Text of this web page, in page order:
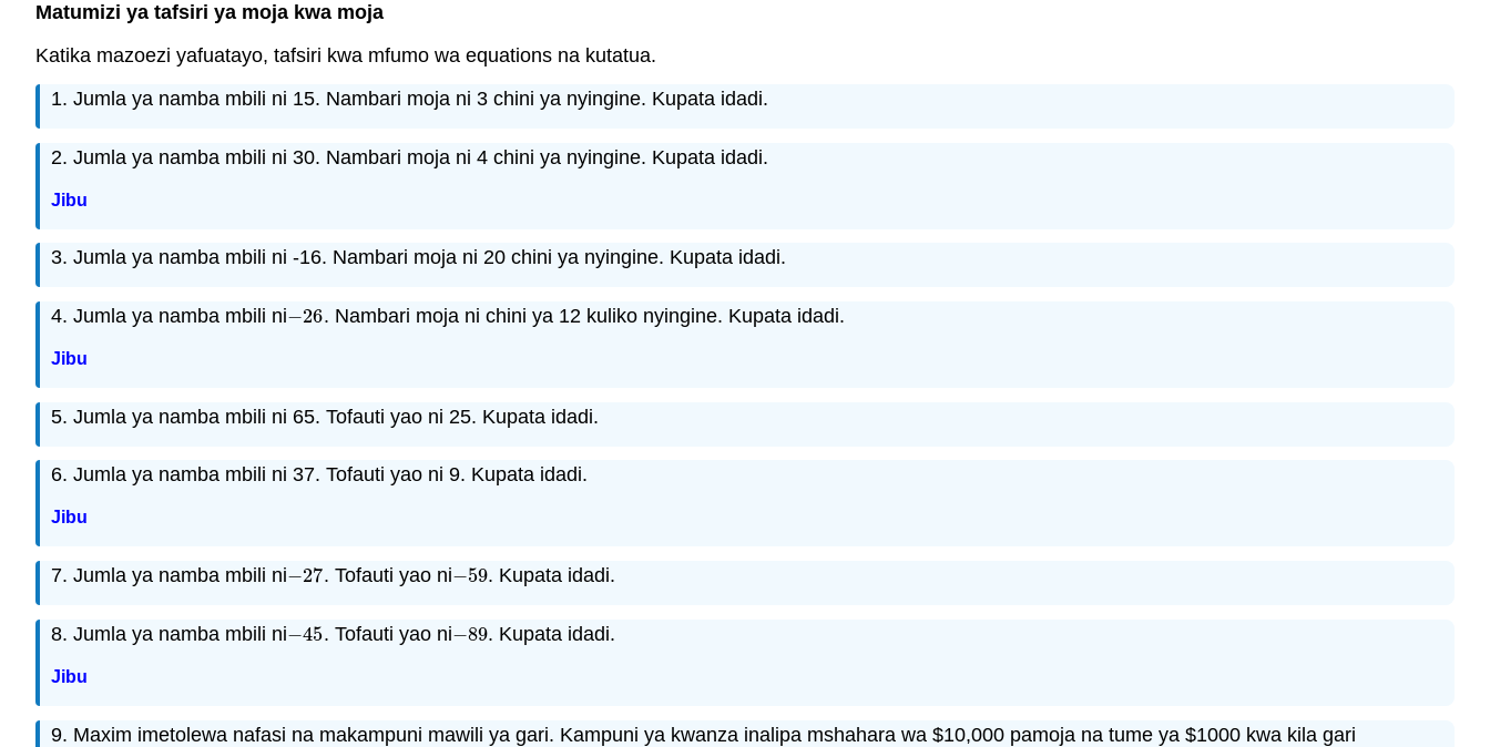
Matumizi ya tafsiri ya moja kwa moja
Katika mazoezi yafuatayo, tafsiri kwa mfumo wa equations na kutatua.
1. Jumla ya namba mbili ni 15. Nambari moja ni 3 chini ya nyingine. Kupata idadi.
2. Jumla ya namba mbili ni 30. Nambari moja ni 4 chini ya nyingine. Kupata idadi.
Jibu
3. Jumla ya namba mbili ni -16. Nambari moja ni 20 chini ya nyingine. Kupata idadi.
4. Jumla ya namba mbili ni−26
−26. Nambari moja ni chini ya 12 kuliko nyingine. Kupata idadi.
Jibu
5. Jumla ya namba mbili ni 65. Tofauti yao ni 25. Kupata idadi.
6. Jumla ya namba mbili ni 37. Tofauti yao ni 9. Kupata idadi.
Jibu
7. Jumla ya namba mbili ni−27
−27. Tofauti yao ni−59
−59. Kupata idadi.
8. Jumla ya namba mbili ni−45
−45. Tofauti yao ni−89
−89. Kupata idadi.
Jibu
9. Maxim imetolewa nafasi na makampuni mawili ya gari. Kampuni ya kwanza inalipa mshahara wa $10,000 pamoja na tume ya $1000 kwa kila gari